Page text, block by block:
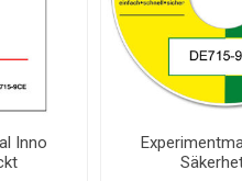
Inno